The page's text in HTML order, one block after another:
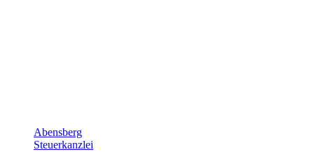
Abensberg
Steuerkanzlei